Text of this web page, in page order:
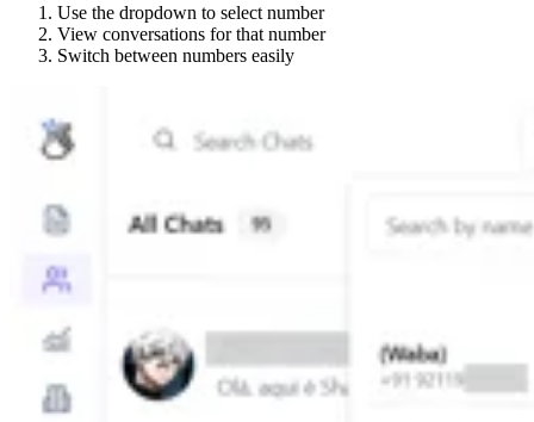
Use the dropdown to select number
View conversations for that number
Switch between numbers easily